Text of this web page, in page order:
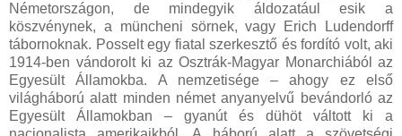
Németországon, de mindegyik áldozatául esik a
köszvénynek, a müncheni sörnek, vagy Erich Ludendorff
tábornoknak. Posselt egy fiatal szerkesztő és fordító volt, aki
1914-ben vándorolt ki az Osztrák-Magyar Monarchiából az
Egyesült Államokba. A nemzetisége – ahogy ez első
világháború alatt minden német anyanyelvű bevándorló az
Egyesült Államokban – gyanút és dühöt váltott ki a